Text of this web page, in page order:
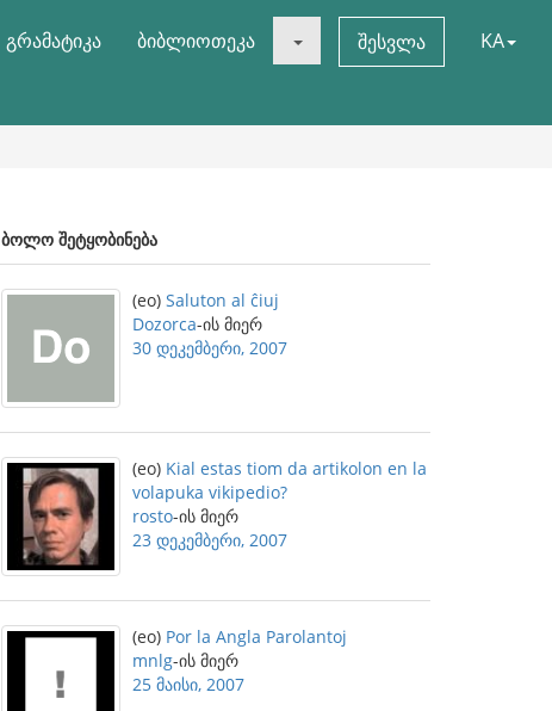
გრამატიკა ბიბლიოთეკა შესვლა KA
ბოლო შეტყობინება
(eo) Saluton al ĉiuj
Dozorca-ის მიერ
30 დეკემბერი, 2007
(eo) Kial estas tiom da artikolon en la
volapuka vikipedio?
rosto-ის მიერ
23 დეკემბერი, 2007
(eo) Por la Angla Parolantoj
mnlg-ის მიერ
25 მაისი, 2007